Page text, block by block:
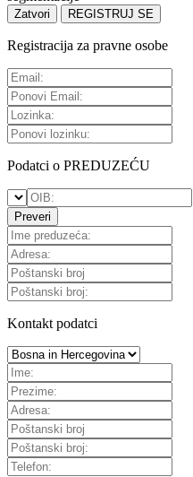
Zatvori REGISTRUJ SE
Registracija za pravne osobe
Podatci o PREDUZEĆU
Preveri
Kontakt podatci